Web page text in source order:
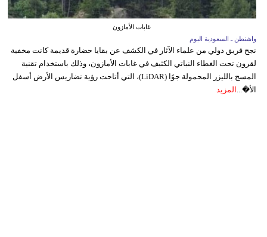
غابات الأمازون
واشنطن ـ السعودية اليوم
نجح فريق دولي من علماء الآثار في الكشف عن بقايا حضارة قديمة كانت مخفية
لقرون تحت الغطاء النباتي الكثيف في غابات الأمازون، وذلك باستخدام تقنية
المسح بالليزر المحمولة جوًا (LiDAR)، التي أتاحت رؤية تضاريس الأرض أسفل
الأ�... المزيد